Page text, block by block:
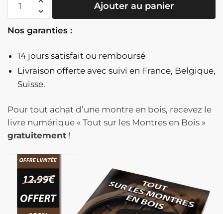
En
Clair
Cadran
Marbré
Et
Noir
Aiguilles
Noires
Ajouter au panier
Nos garanties :
14 jours satisfait ou remboursé
Livraison offerte avec suivi en France, Belgique,
Suisse.
Pour tout achat d’une montre en bois, recevez le
livre numérique « Tout sur les Montres en Bois »
gratuitement !